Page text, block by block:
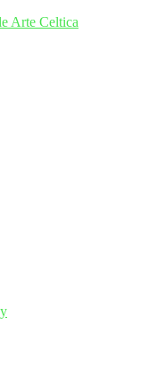
Arte Celtica